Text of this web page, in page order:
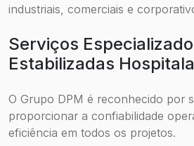
industriais, comerciais e
Serviços
Estabilizadas
O Grupo DPM é reconhecido por
proporcionar a confiabilidade
eficiência em todos os projetos.